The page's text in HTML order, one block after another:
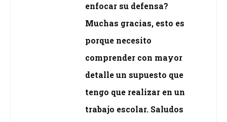
enfocar su defensa?
Muchas gracias, esto es
porque necesito
comprender con mayor
detalle un supuesto que
tengo que realizar en un
trabajo escolar. Saludos